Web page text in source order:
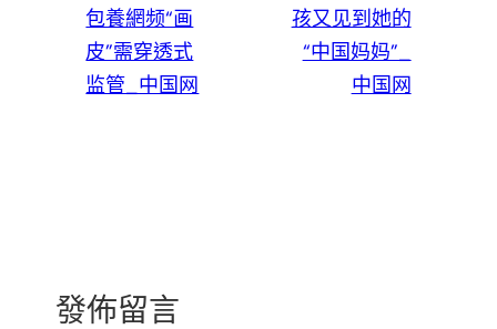
包養網频“画
皮”需穿透式
监管_中国网
孩又见到她的
“中国妈妈”_
中国网
發佈留言